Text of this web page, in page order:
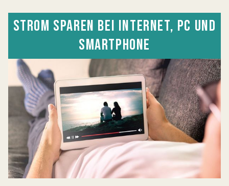
STROM SPAREN BEI INTERNET, PC UND
SMARTPHONE